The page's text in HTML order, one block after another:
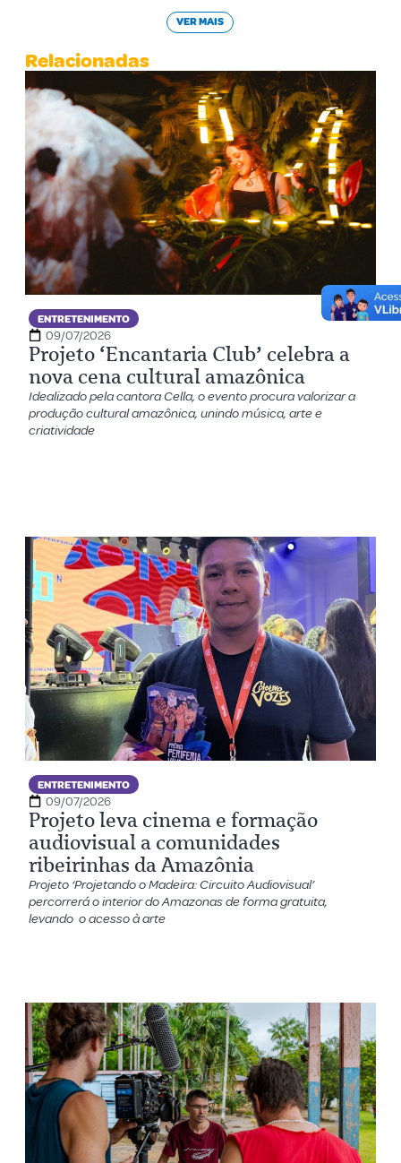
VER MAIS
Relacionadas
ENTRETENIMENTO
09/07/2026
Projeto ‘Encantaria Club’ celebra a
nova cena cultural amazônica
Idealizado pela cantora Cella, o evento procura valorizar a
produção cultural amazônica, unindo música, arte e
criatividade
ENTRETENIMENTO
09/07/2026
Projeto leva cinema e formação
audiovisual a comunidades
ribeirinhas da Amazônia
Projeto ‘Projetando o Madeira: Circuito Audiovisual’
percorrerá o interior do Amazonas de forma gratuita,
levando o acesso à arte